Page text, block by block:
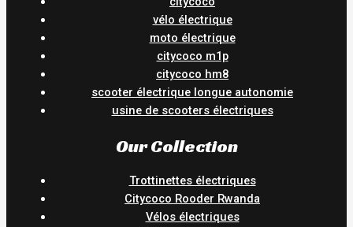
vélo électrique
moto électrique
citycoco m1p
citycoco hm8
scooter électrique longue autonomie
usine de scooters électriques
Our Collection
Trottinettes électriques
Citycoco Rooder Rwanda
Vélos électriques